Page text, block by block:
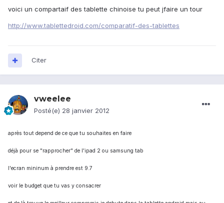
voici un compartaif des tablette chinoise tu peut jfaire un tour
http://www.tablettedroid.com/comparatif-des-tablettes
Citer
vweelee
Posté(e) 28 janvier 2012
après tout depend de ce que tu souhaites en faire
déjà pour se "rapprocher" de l'ipad 2 ou samsung tab
l'ecran mininum à prendre est 9.7
voir le budget que tu vas y consacrer